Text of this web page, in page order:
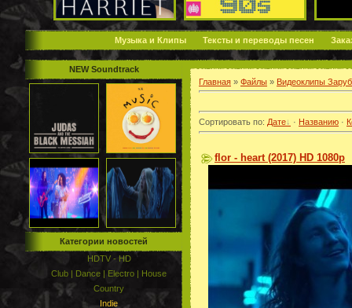
Музыка и Клипы Тексты и переводы песен
NEW Soundtrack
Категории новостей
HDTV - HD
Club | Dance | Electro | House
Country
Indie
Главная » Файлы » Видеоклипы
Сортировать по: Дате · Названию ·
flor - heart (2017) HD 1080p